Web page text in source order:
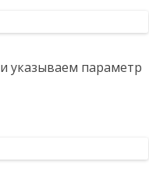
и указываем параметр